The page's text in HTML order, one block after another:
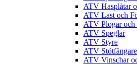
ATV Hasplåtar
ATV Last och
ATV Plogar och
ATV Speglar
ATV Styre
ATV
ATV Vinschar